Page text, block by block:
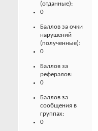
(отданные):
0
Баллов за очки
нарушений
(полученные):
0
Баллов за
рефералов:
0
Баллов за
сообщения в
группах:
0